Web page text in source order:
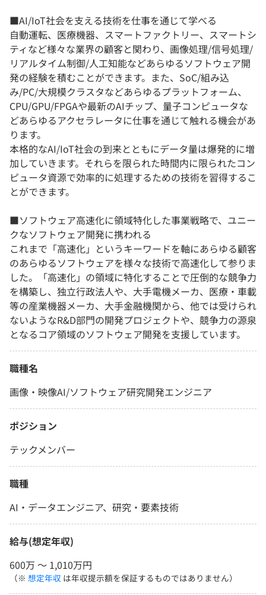
■AI/IoT社会を支える技術を仕事を通じて学べる
自動運転、医療機器、スマートファクトリー、スマートシ
ティなど様々な業界の顧客と関わり、画像処理/信号処理/
リアルタイム制御/人工知能などあらゆるソフトウェア開
発の経験を積むことができます。また、SoC/組み込
み/PC/大規模クラスタなどあらゆるプラットフォーム、
CPU/GPU/FPGAや最新のAIチップ、量子コンピュータな
どあらゆるアクセラレータに仕事を通じて触れる機会があ
ります。
本格的なAI/IoT社会の到来とともにデータ量は爆発的に増
加していきます。それらを限られた時間内に限られたコン
ピュータ資源で効率的に処理するための技術を習得するこ
とができます。
■ソフトウェア高速化に領域特化した事業戦略で、ユニー
クなソフトウェア開発に携われる
これまで「高速化」というキーワードを軸にあらゆる顧客
のあらゆるソフトウェアを様々な技術で高速化して参りま
した。「高速化」の領域に特化することで圧倒的な競争力
を構築し、独立行政法人や、大手電機メーカ、医療・車載
等の産業機器メーカ、大手金融機関から、他では受けられ
ないようなR&D部門の開発プロジェクトや、競争力の源泉
となるコア領域のソフトウェア開発を支援しています。
職種名
画像・映像AI/ソフトウェア研究開発エンジニア
ポジション
テックメンバー
職種
AI・データエンジニア、研究・要素技術
給与(想定年収)
600万 〜 1,010万円
（※ 想定年収 は年収提示額を保証するものではありません）